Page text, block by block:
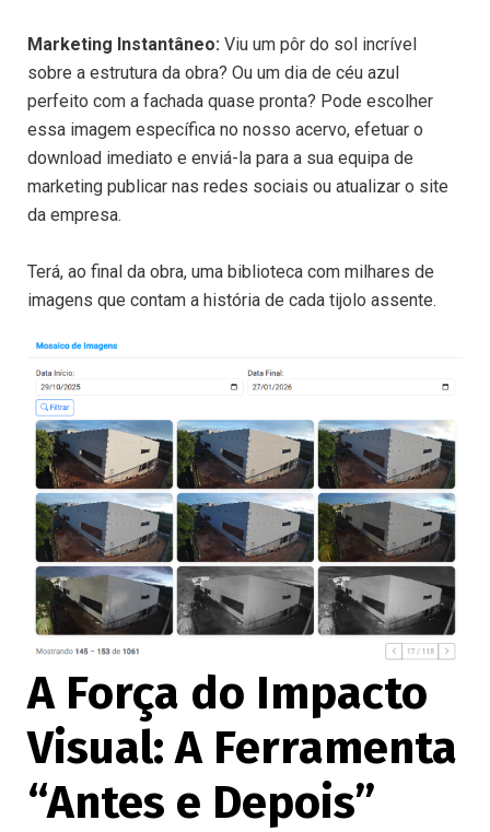
Marketing Instantâneo: Viu um pôr do sol incrível
sobre a estrutura da obra? Ou um dia de céu azul
perfeito com a fachada quase pronta? Pode escolher
essa imagem específica no nosso acervo, efetuar o
download imediato e enviá-la para a sua equipa de
marketing publicar nas redes sociais ou atualizar o site
da empresa.
Terá, ao final da obra, uma biblioteca com milhares de
imagens que contam a história de cada tijolo assente.
A Força do Impacto
Visual: A Ferramenta
“Antes e Depois”